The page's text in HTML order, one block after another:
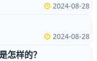
2024-08-28
2024-08-28
怎样的？